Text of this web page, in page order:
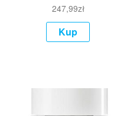
247,99zł
Kup